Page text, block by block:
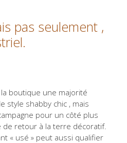
pas seulement ,
boutique une majorité
style shabby chic , mais
pour un côté plus
retour à la terre décoratif.
« usé » peut aussi qualifier